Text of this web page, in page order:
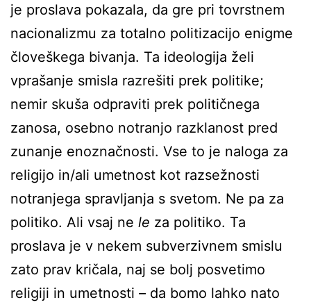
je proslava pokazala, da gre pri tovrstnem
nacionalizmu za totalno politizacijo enigme
človeškega bivanja. Ta ideologija želi
vprašanje smisla razrešiti prek politike;
nemir skuša odpraviti prek političnega
zanosa, osebno notranjo razklanost pred
zunanje enoznačnosti. Vse to je naloga za
religijo in/ali umetnost kot razsežnosti
notranjega spravljanja s svetom. Ne pa za
politiko. Ali vsaj ne le za politiko. Ta
proslava je v nekem subverzivnem smislu
zato prav kričala, naj se bolj posvetimo
religiji in umetnosti – da bomo lahko nato